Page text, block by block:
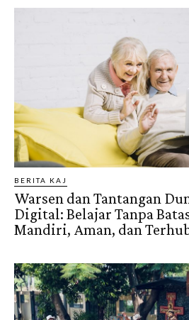
BERITA KAJ
Warsen dan Tantangan
Digital: Belajar Tanpa
Mandiri, Aman, dan